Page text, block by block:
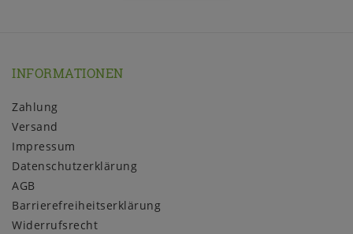
INFORMATIONEN
Zahlung
Versand
Impressum
Daten­schutz­erklärung
AGB
Barrierefreiheitserklärung
Widerrufs­recht